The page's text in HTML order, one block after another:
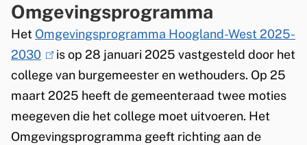
H
o
o
g
Omgevingsprogramma
Het Omgevingsprogramma Hoogland-West 2025-
2030
l
i
n
k
is op 28 januari 2025 vastgesteld door het
college van burgemeester en wethouders. Op 25
maart 2025 heeft de gemeenteraad twee moties
meegeven die het college moet uitvoeren. Het
Omgevingsprogramma geeft richting aan de